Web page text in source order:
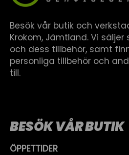
Besök vår butik och
Krokom, Jämtland. Vi säljer
och dess tillbehör, samt
personliga tillbehör och
till.
BESÖK VÅR BUTIK
ÖPPETTIDER